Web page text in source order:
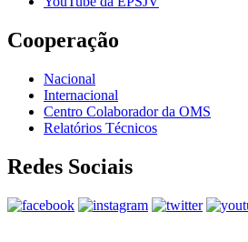
Cooperação
Nacional
Internacional
Centro Colaborador da OMS
Relatórios Técnicos
Redes Sociais